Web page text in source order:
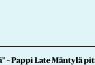
Pappi Late Mäntylä